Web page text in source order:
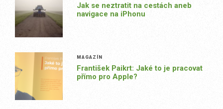
Jak se neztratit na cestách aneb
navigace na iPhonu
MAGAZÍN
František Paikrt: Jaké to je pracovat
přímo pro Apple?